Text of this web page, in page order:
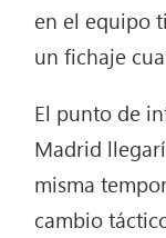
en el equipo
un fichaje
El punto de
Madrid
misma
cambio